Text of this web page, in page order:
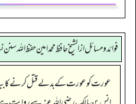
فوائد ومسائل از الشيخ حافظ محمد امين حفظ الله
عورت کو عورت کے بدلے قتل کرنے کا